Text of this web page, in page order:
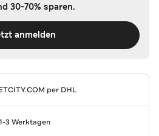
30-70% sparen.
anmelden
per DHL
3 Werktagen